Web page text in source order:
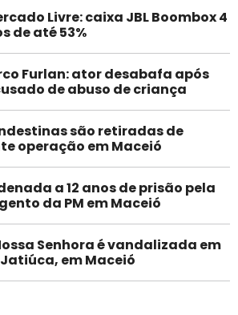
Livre: caixa JBL Boombox 4
de até 53%
Furlan: ator desabafa após
de abuso de criança
são retiradas de
operação em Maceió
a 12 anos de prisão pela
da PM em Maceió
Senhora é vandalizada em
em Maceió